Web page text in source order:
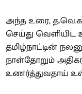
அந்த உரை,
செய்து வெளியிட
தமிழ்நாட்டின்
நாள்தோறும்
உணர்த்துவதாய்